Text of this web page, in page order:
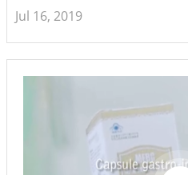
Jul 16, 2019